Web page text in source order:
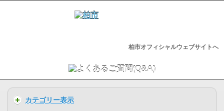
柏市オフィシャルウェブサイトへ
カテゴリー表示